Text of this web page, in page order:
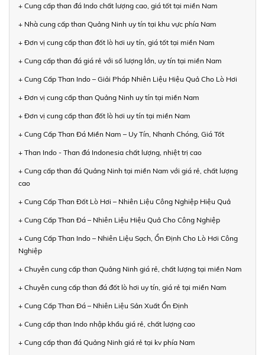
+ Cung cấp than đá Indo chất lượng cao, giá tốt tại miền Nam
+ Nhà cung cấp than Quảng Ninh uy tín tại khu vực phía Nam
+ Đơn vị cung cấp than đốt lò hơi uy tín, giá tốt tại miền Nam
+ Cung cấp than đá giá rẻ với số lượng lớn, uy tín tại miền Nam
+ Cung Cấp Than Indo – Giải Pháp Nhiên Liệu Hiệu Quả Cho Lò Hơi
+ Đơn vị cung cấp than Quảng Ninh uy tín tại miền Nam
+ Đơn vị cung cấp than đốt lò hơi uy tín tại miền Nam
+ Cung Cấp Than Đá Miền Nam – Uy Tín, Nhanh Chóng, Giá Tốt
+ Than Indo - Than đá Indonesia chất lượng, nhiệt trị cao
+ Cung cấp than đá Quảng Ninh tại miền Nam với giá rẻ, chất lượng
cao
+ Cung Cấp Than Đốt Lò Hơi – Nhiên Liệu Công Nghiệp Hiệu Quả
+ Cung Cấp Than Đá – Nhiên Liệu Hiệu Quả Cho Công Nghiệp
+ Cung Cấp Than Indo – Nhiên Liệu Sạch, Ổn Định Cho Lò Hơi Công
Nghiệp
+ Chuyên cung cấp than Quảng Ninh giá rẻ, chất lượng tại miền Nam
+ Chuyên cung cấp than đá đốt lò hơi uy tín, giá rẻ tại miền Nam
+ Cung Cấp Than Đá – Nhiên Liệu Sản Xuất Ổn Định
+ Cung cấp than Indo nhập khẩu giá rẻ, chất lượng cao
+ Cung cấp than đá Quảng Ninh giá rẻ tại kv phía Nam